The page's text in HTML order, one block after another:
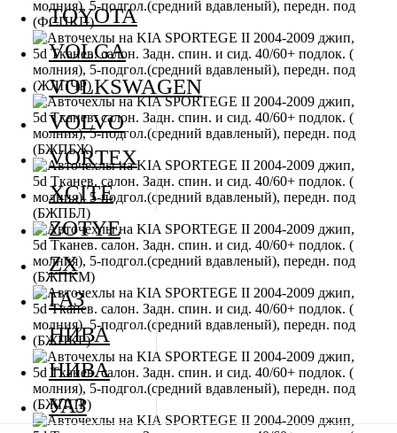
TOYOTA
VOLGA
VOLKSWAGEN
VOLVO
VORTEX
XCITE
ZOTYE
ZX
ГАЗ
НИВА
НИВА
УАЗ